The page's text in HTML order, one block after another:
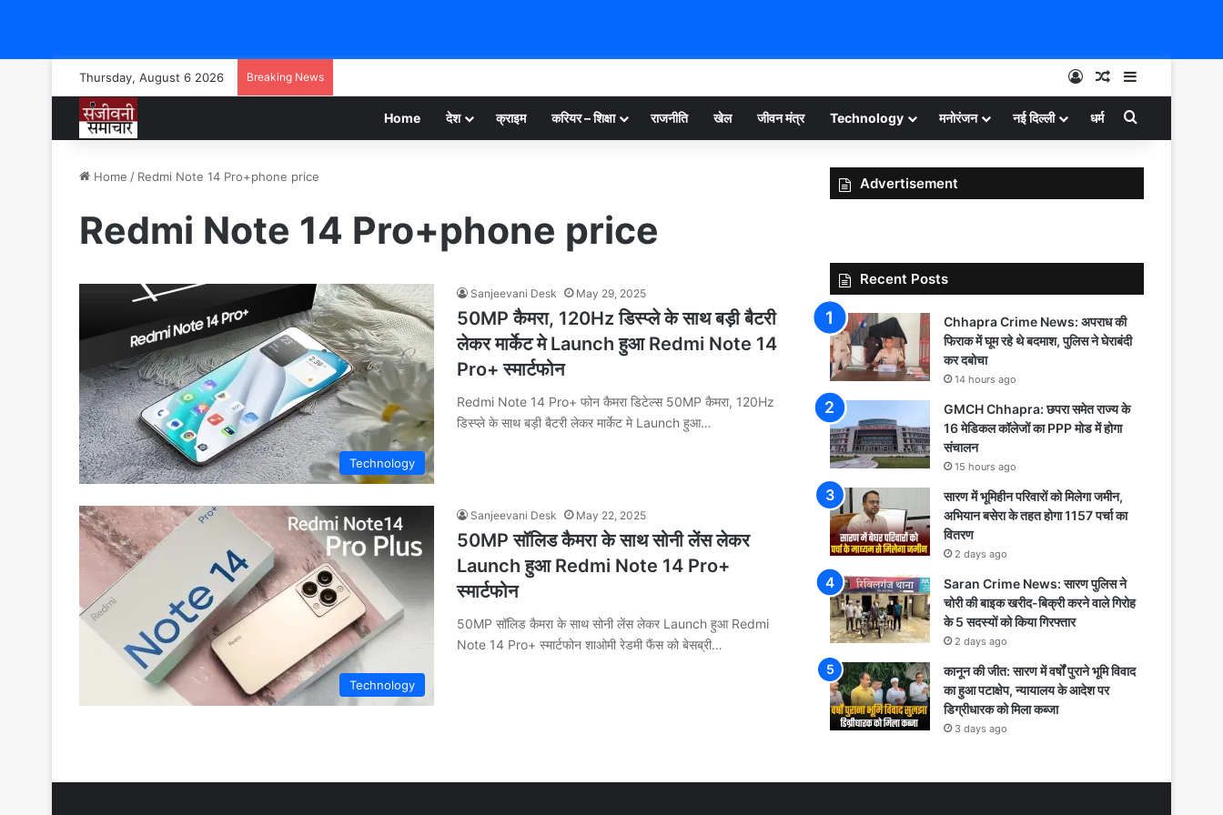
Thursday, August 6 2026 Breaking News Log InRandom Article
Sidebar
Home देश क्राइम करियर – शिक्षा राजनीति खेल जीवन मंत्र Technology मनोरंजन नई दिल्ली धर्म Search for
Home / Redmi Note 14 Pro+phone price
Redmi Note 14 Pro+phone price
Technology
Sanjeevani Desk May 29, 2025
50MP कैमरा, 120Hz डिस्प्ले के साथ बड़ी बैटरी
लेकर मार्केट मे Launch हुआ Redmi Note 14
Pro+ स्मार्टफोन
Redmi Note 14 Pro+ फोन कैमरा डिटेल्स 50MP कैमरा, 120Hz
डिस्प्ले के साथ बड़ी बैटरी लेकर मार्केट मे Launch हुआ…
Technology
Sanjeevani Desk May 22, 2025
50MP सॉलिड कैमरा के साथ सोनी लेंस लेकर
Launch हुआ Redmi Note 14 Pro+
स्मार्टफोन
50MP सॉलिड कैमरा के साथ सोनी लेंस लेकर Launch हुआ Redmi
Note 14 Pro+ स्मार्टफोन शाओमी रेडमी फैंस को बेसब्री…
Advertisement
Recent Posts
Chhapra Crime News: अपराध की
फिराक में घूम रहे थे बदमाश, पुलिस ने घेराबंदी
कर दबोचा
14 hours ago
GMCH Chhapra: छपरा समेत राज्य के
16 मेडिकल कॉलेजों का PPP मोड में होगा
संचालन
15 hours ago
सारण में भूमिहीन परिवारों को मिलेगा जमीन,
अभियान बसेरा के तहत होगा 1157 पर्चा का
वितरण
2 days ago
Saran Crime News: सारण पुलिस ने
चोरी की बाइक खरीद-बिक्री करने वाले गिरोह
के 5 सदस्यों को किया गिरफ्तार
2 days ago
कानून की जीत: सारण में वर्षों पुराने भूमि विवाद
का हुआ पटाक्षेप, न्यायालय के आदेश पर
डिग्रीधारक को मिला कब्जा
3 days ago